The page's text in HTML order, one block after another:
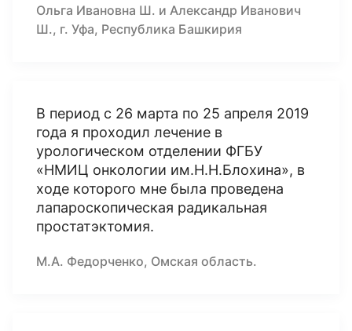
Ольга Ивановна Ш. и Александр Иванович
Ш., г. Уфа, Республика Башкирия
В период с 26 марта по 25 апреля 2019
года я проходил лечение в
урологическом отделении ФГБУ
«НМИЦ онкологии им.Н.Н.Блохина», в
ходе которого мне была проведена
лапароскопическая радикальная
простатэктомия.
М.А. Федорченко, Омская область.